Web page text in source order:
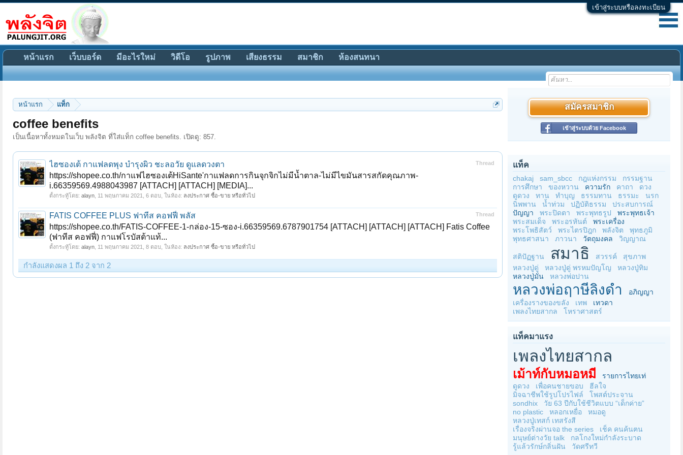
เข้าสู่ระบบหรือลงทะเบียน
หน้าแรก แท็ก
coffee benefits
เป็นเนื้อหาทั้งหมดในเว็บ พลังจิต ที่ใส่แท็ก coffee benefits. เปิดดู: 857.
Thread
ไฮซองเต้ กาแฟลดพุง บำรุงผิว ชะลอวัย ดูแลดวงตา
https://shopee.co.th/กาแฟไฮซองเต้HiSante'กาแฟลดการกินจุกจิกไม่มีน้ำตาล-ไม่มีไขมันสารสกัดคุณภาพ-
i.66359569.4988043987 [ATTACH] [ATTACH] [MEDIA]...
ตั้งกระทู้โดย: alayn 11 พฤษภาคม 2021 , 6 ตอบ, ในห้อง: ลงประกาศ ซื้อ-ขาย หรือทั่วไป
Thread
FATIS COFFEE PLUS ฟาทีส คอฟฟี่ พลัส
https://shopee.co.th/FATIS-COFFEE-1-กล่อง-15-ซอง-i.66359569.6787901754 [ATTACH] [ATTACH] [ATTACH] Fatis Coffee
(ฟาทีส คอฟฟี่) กาแฟโรบัสต้าแท้...
ตั้งกระทู้โดย: alayn 11 พฤษภาคม 2021 , 8 ตอบ, ในห้อง: ลงประกาศ ซื้อ-ขาย หรือทั่วไป
กำลังแสดงผล 1 ถึง 2 จาก 2
สมัครสมาชิก
เข้าสู่ระบบด้วย Facebook
แท็ค
chakaj sam_sbcc กฎแห่งกรรม
กรรมฐาน
การศึกษา
ของหวาน ความรัก คาถา
ดวง
ดูดวง
ทาน ทำบุญ ธรรมทาน ธรรมะ
นรก
นิพพาน
น้ำท่วม ปฏิบัติธรรม
ประสบการณ์
ปัญญา
พระปิดตา พระพุทธรูป
พระพุทธเจ้า
พระสมเด็จ
พระอรหันต์
พระเครื่อง
พระโพธิสัตว์
พระไตรปิฎก พลังจิต
พุทธภูมิ
พุทธศาสนา
ภาวนา วัตถุมงคล วิญญาณ
สติปัฏฐาน สมาธิ สวรรค์
สุขภาพ
หลวงปู่ดู่
หลวงปู่ดู่ พรหมปัญโญ
หลวงปู่ทิม
หลวงปู่มั่น
หลวงพ่อปาน
หลวงพ่อฤาษีลิงดำ
อภิญญา
เครื่องรางของขลัง
เทพ
เทวดา
เพลงไทยสากล
โหราศาสตร์
แท็คมาแรง
เพลงไทยสากล
เม้าท์กับหมอหมี
รายการไทยเท่
ดูดวง
เพื่อคนชายขอบ
ฮีลใจ
มิจฉาชีพใช้รูปโปรไฟล์
โพสต์ประจาน
sondhix
วัย 63 ปีกับใช้ชีวิตแบบ “เด็กค่าย”
no plastic
หลอกเหยื่อ
หมอดู
หลวงปู่เทสก์ เทสรังสี
เรื่องจริงผ่านจอ the series
เช็ค คนค้นฅน
มนุษย์ต่างวัย talk
กลโกงใหม่กำลังระบาด
รู้แล้วรักษ์กลิ่นฝัน
วัดศรีทวี
หน้าแรก เว็บบอร์ด มีอะไรใหม่ วิดีโอ รูปภาพ เสียงธรรม สมาชิก ห้องสนทนา